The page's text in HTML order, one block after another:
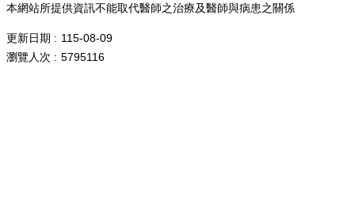
本網站所提供資訊不能取代醫師之治療及醫師與病患之關係
更新日期
115-08-09
瀏覽人次
5795116